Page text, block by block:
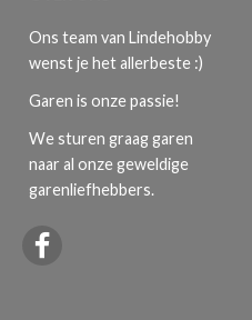
Ons team van Lindehobby
wenst je het allerbeste :)
Garen is onze passie!
We sturen graag garen
naar al onze geweldige
garenliefhebbers.